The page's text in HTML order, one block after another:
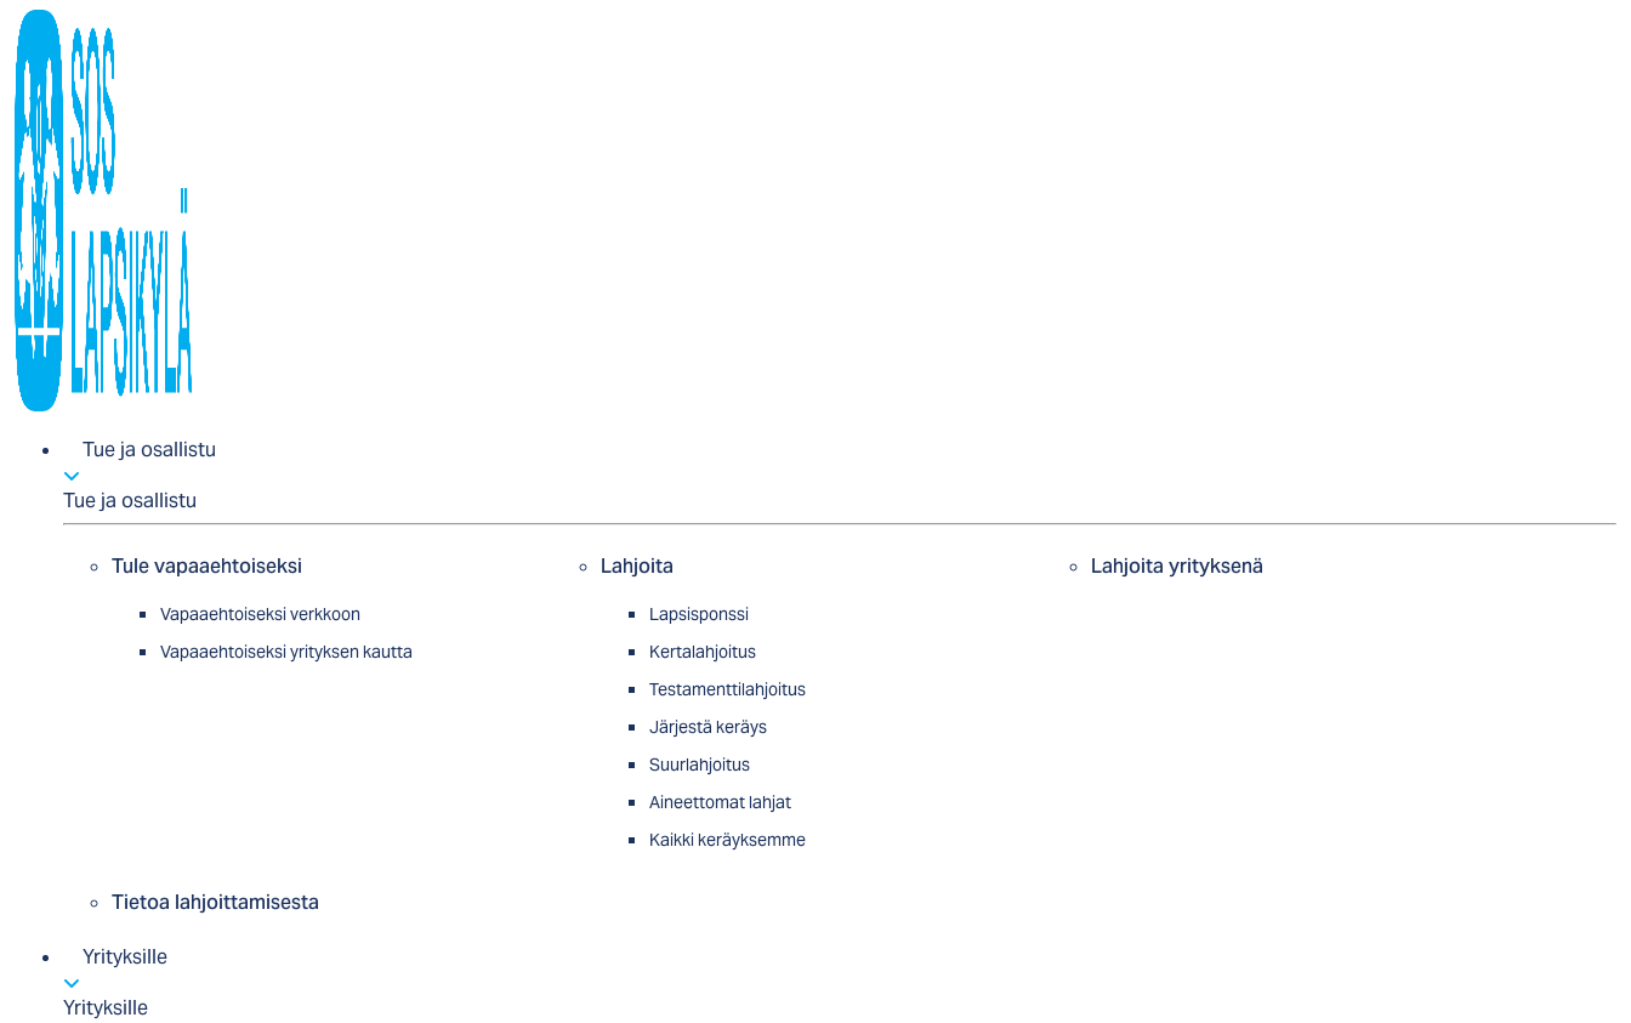
Tue ja osallistu
Tue ja osallistu
Tule vapaaehtoiseksi
Vapaaehtoiseksi verkkoon
Vapaaehtoiseksi yrityksen kautta
Lahjoita
Lapsisponssi
Kertalahjoitus
Testamenttilahjoitus
Järjestä keräys
Suurlahjoitus
Aineettomat lahjat
Kaikki keräyksemme
Lahjoita yrityksenä
Tietoa lahjoittamisesta
Yrityksille
Yrityksille